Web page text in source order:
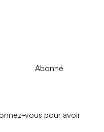
Abonné
vous pour avoir